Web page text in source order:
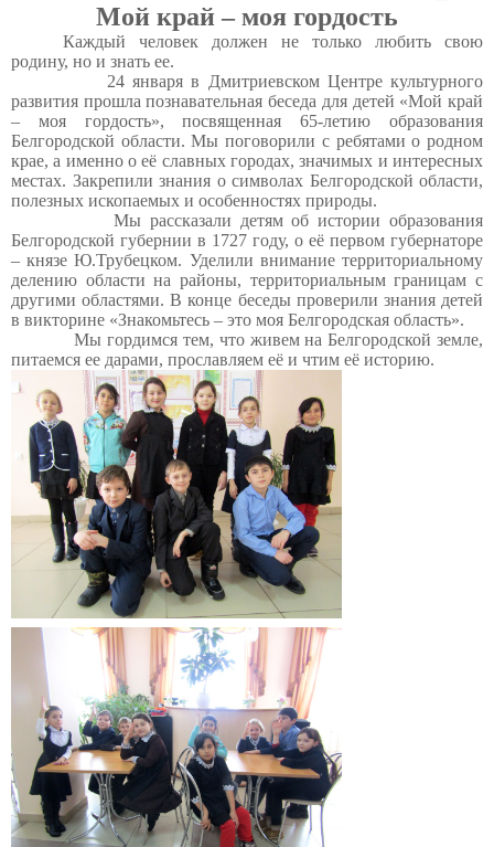
Мой край – моя гордость
Каждый человек должен не только любить свою
родину, но и знать ее.
24 января в Дмитриевском Центре культурного
развития прошла познавательная беседа для детей «Мой край
– моя гордость», посвященная 65-летию образования
Белгородской области. Мы поговорили с ребятами о родном
крае, а именно о её славных городах, значимых и интересных
местах. Закрепили знания о символах Белгородской области,
полезных ископаемых и особенностях природы.
Мы рассказали детям об истории образования
Белгородской губернии в 1727 году, о её первом губернаторе
– князе Ю.Трубецком. Уделили внимание территориальному
делению области на районы, территориальным границам с
другими областями. В конце беседы проверили знания детей
в викторине «Знакомьтесь – это моя Белгородская область».
Мы гордимся тем, что живем на Белгородской земле,
питаемся ее дарами, прославляем её и чтим её историю.